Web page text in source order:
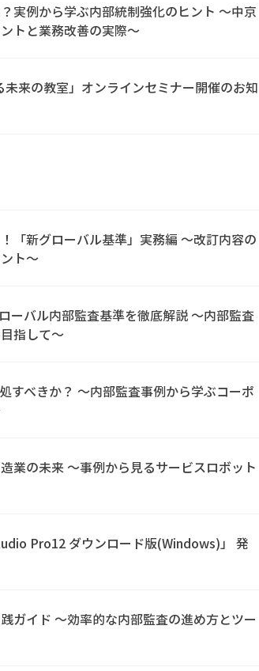
実例から学ぶ内部統制強化のヒント ～中京
トと業務改善の実際～
未来の教室」オンラインセミナー開催のお知
「新グローバル基準」実務編 ～改訂内容の
ト～
ーバル内部監査基準を徹底解説 ～内部監査
指して～
すべきか？ ～内部監査事例から学ぶコーポ
業の未来 ～事例から見るサービスロボット
Pro12 ダウンロード版(Windows)」 発
ガイド ～効率的な内部監査の進め方とツー